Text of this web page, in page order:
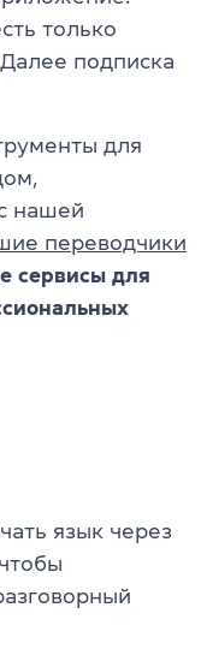
только
подписка
для
нашей
переводчики
сервисы для
язык через